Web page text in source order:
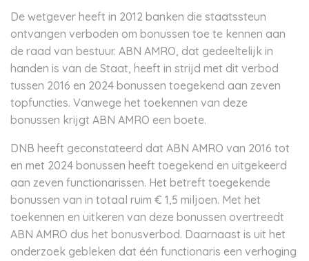
De wetgever heeft in 2012 banken die staatssteun
ontvangen verboden om bonussen toe te kennen aan
de raad van bestuur. ABN AMRO, dat gedeeltelijk in
handen is van de Staat, heeft in strijd met dit verbod
tussen 2016 en 2024 bonussen toegekend aan zeven
topfuncties. Vanwege het toekennen van deze
bonussen krijgt ABN AMRO een boete.
DNB heeft geconstateerd dat ABN AMRO van 2016 tot
en met 2024 bonussen heeft toegekend en uitgekeerd
aan zeven functionarissen. Het betreft toegekende
bonussen van in totaal ruim € 1,5 miljoen. Met het
toekennen en uitkeren van deze bonussen overtreedt
ABN AMRO dus het bonusverbod. Daarnaast is uit het
onderzoek gebleken dat één functionaris een verhoging